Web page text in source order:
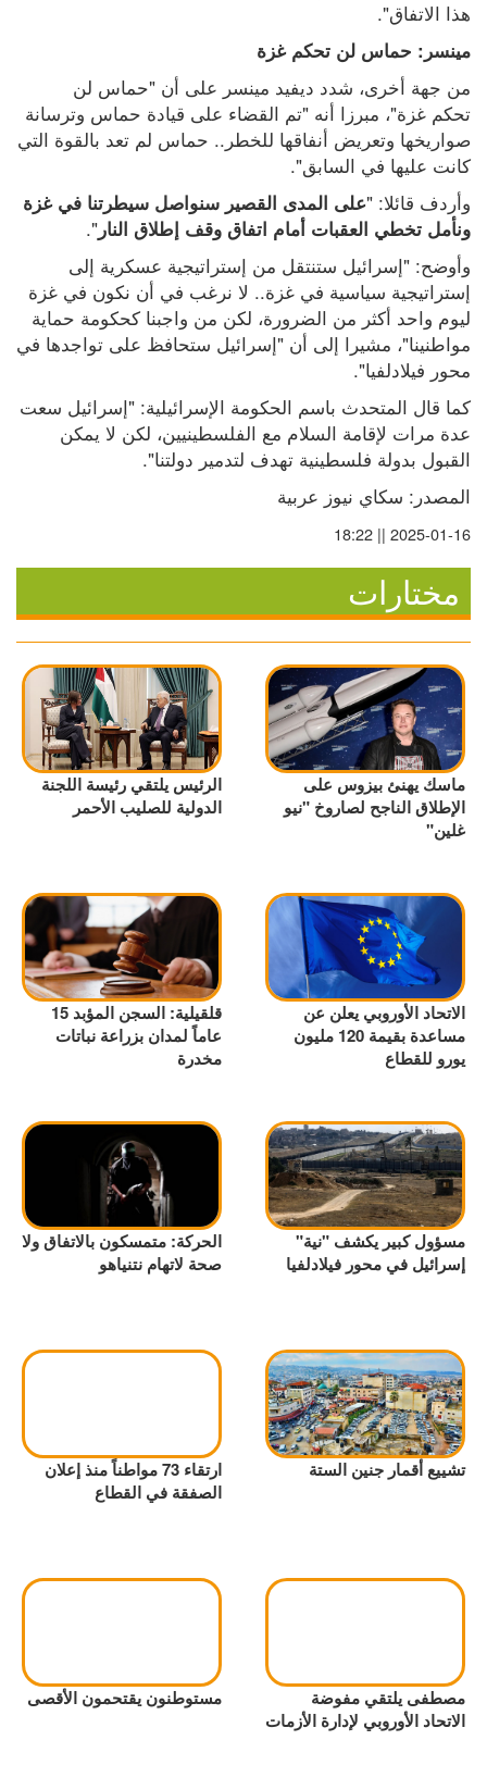
هذا الاتفاق".
مينسر: حماس لن تحكم غزة
كانت عليها في السابق".
وأردف قائلا: "
ونأمل تخطي العقبات أمام اتفاق وقف إطلاق النار ".
محور فيلادلفيا".
القبول بدولة فلسطينية تهدف لتدمير دولتنا".
المصدر: سكاي نيوز عربية
2025-01-16 || 18:22
مختارات
ماسك يهنئ بيزوس على
الإطلاق الناجح لصاروخ "نيو
غلين"
الرئيس يلتقي رئيسة اللجنة
الدولية للصليب الأحمر
الاتحاد الأوروبي يعلن عن
مساعدة بقيمة 120 مليون
يورو للقطاع
قلقيلية: السجن المؤبد 15
عاماً لمدان بزراعة نباتات
مخدرة
مسؤول كبير يكشف "نية"
إسرائيل في محور فيلادلفيا
الحركة: متمسكون بالاتفاق ولا
صحة لاتهام نتنياهو
تشييع أقمار جنين الستة
ارتقاء 73 مواطناً منذ إعلان
الصفقة في القطاع
مصطفى يلتقي مفوضة
الاتحاد الأوروبي لإدارة الأزمات
مستوطنون يقتحمون الأقصى